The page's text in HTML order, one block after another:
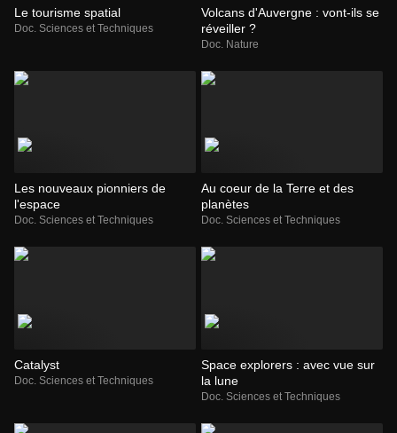
Le tourisme spatial
Doc. Sciences et Techniques
Volcans d'Auvergne : vont-ils se
réveiller ?
Doc. Nature
Les nouveaux pionniers de
l'espace
Doc. Sciences et Techniques
Au coeur de la Terre et des
planètes
Doc. Sciences et Techniques
Catalyst
Doc. Sciences et Techniques
Space explorers : avec vue sur
la lune
Doc. Sciences et Techniques